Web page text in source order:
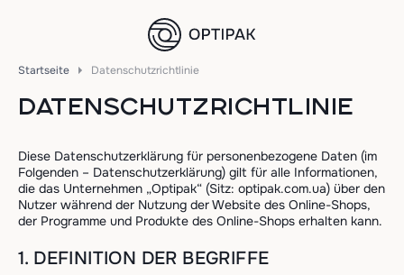
Startseite Datenschutzrichtlinie
DATENSCHUTZRICHTLINIE
Diese Datenschutzerklärung für personenbezogene Daten (im
Folgenden – Datenschutzerklärung) gilt für alle Informationen,
die das Unternehmen „Optipak“ (Sitz: optipak.com.ua) über den
Nutzer während der Nutzung der Website des Online-Shops,
der Programme und Produkte des Online-Shops erhalten kann.
1. DEFINITION DER BEGRIFFE